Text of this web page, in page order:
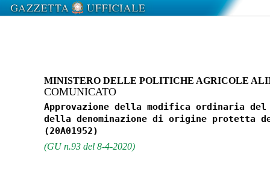
MINISTERO DELLE POLITICHE AGRICOLE
COMUNICATO
Approvazione della modifica ordinaria
della denominazione di origine protetta
(GU n.93 del 8-4-2020)